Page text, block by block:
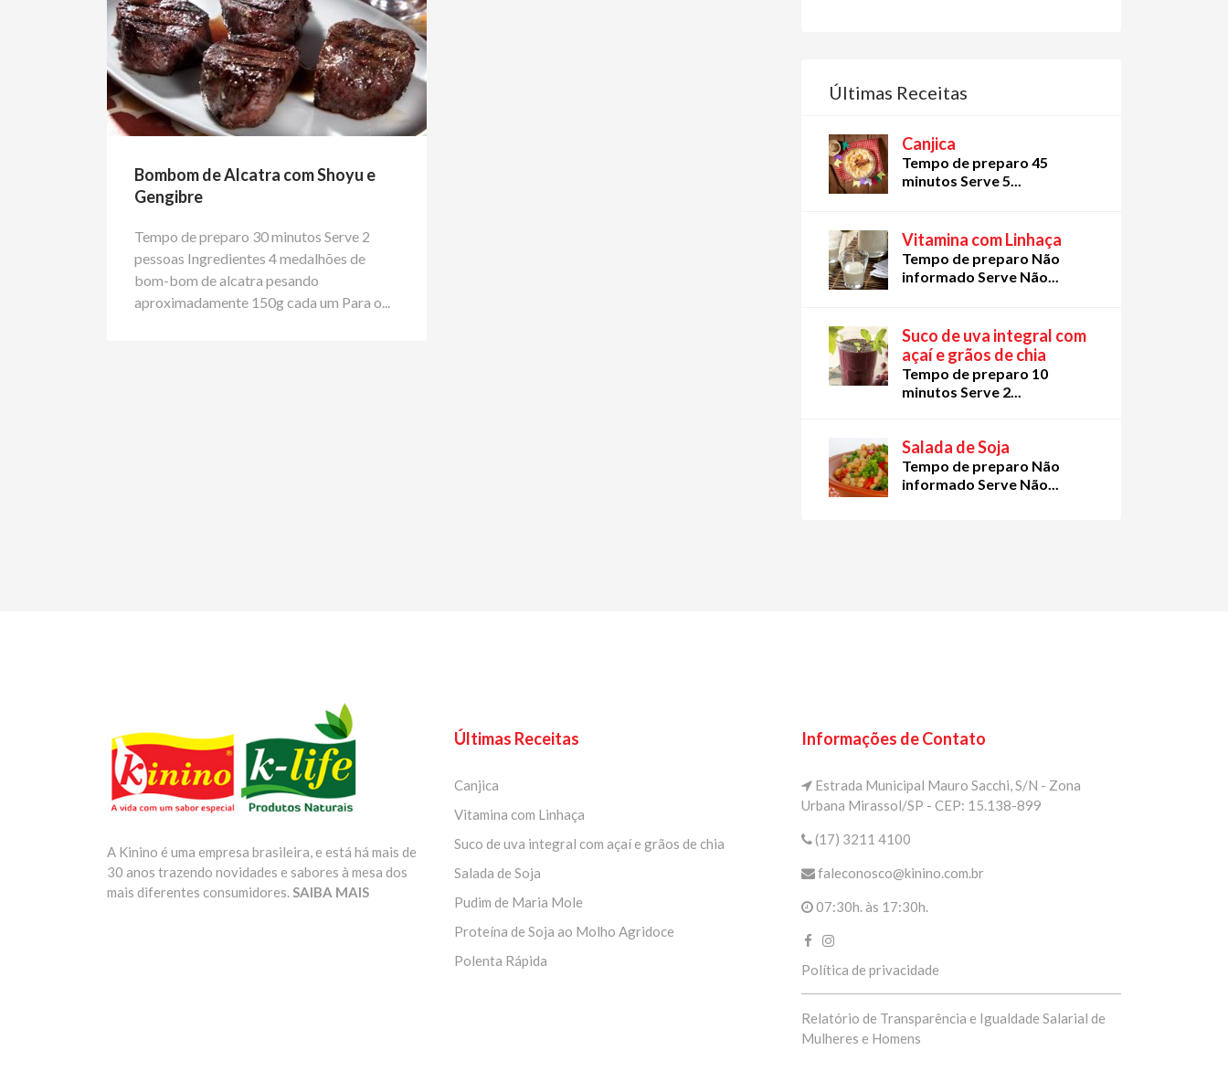
Bombom de Alcatra com Shoyu e
Gengibre
Tempo de preparo 30 minutos Serve 2
pessoas Ingredientes 4 medalhões de
bom-bom de alcatra pesando
aproximadamente 150g cada um Para o...
Últimas Receitas
Canjica
Tempo de preparo 45
minutos Serve 5...
Vitamina com Linhaça
Tempo de preparo Não
informado Serve Não...
Suco de uva integral com
açaí e grãos de chia
Tempo de preparo 10
minutos Serve 2...
Salada de Soja
Tempo de preparo Não
informado Serve Não...
A Kinino é uma empresa brasileira, e está há mais de
30 anos trazendo novidades e sabores à mesa dos
mais diferentes consumidores.SAIBA MAIS
Últimas Receitas
Canjica
Vitamina com Linhaça
Suco de uva integral com açaí e grãos de chia
Salada de Soja
Pudim de Maria Mole
Proteína de Soja ao Molho Agridoce
Polenta Rápida
Informações de Contato
Estrada Municipal Mauro Sacchi, S/N - Zona
Urbana Mirassol/SP - CEP: 15.138-899
(17) 3211 4100
faleconosco@kinino.com.br
07:30h. às 17:30h.
Política de privacidade
Relatório de Transparência e Igualdade Salarial de
Mulheres e Homens